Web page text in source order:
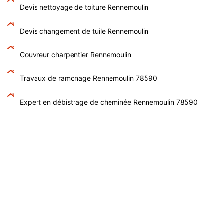
Devis nettoyage de toiture Rennemoulin
Devis changement de tuile Rennemoulin
Couvreur charpentier Rennemoulin
Travaux de ramonage Rennemoulin 78590
Expert en débistrage de cheminée Rennemoulin 78590